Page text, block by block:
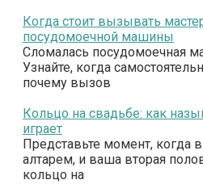
Когда стоит вызывать
посудомоечной машины
Сломалась посудомоечная
Узнайте, когда
почему вызов
Кольцо на свадьбе: как
играет
Представьте момент, когда
алтарем, и ваша вторая
кольцо на